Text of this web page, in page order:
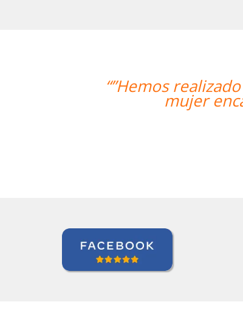
nuestra primera clase y
que nos ha dado